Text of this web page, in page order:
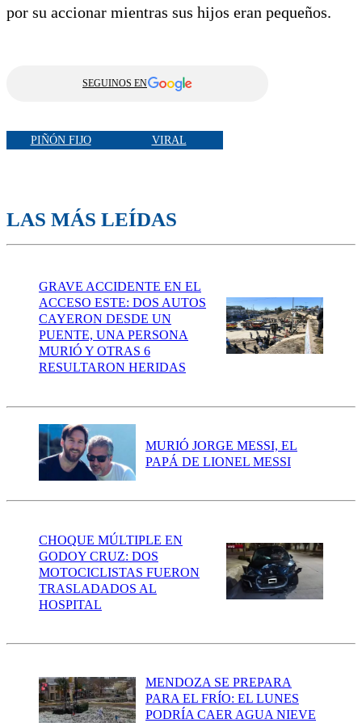
por su accionar mientras sus hijos eran pequeños.
SEGUINOS EN
PIÑÓN FIJO VIRAL
LAS MÁS LEÍDAS
GRAVE ACCIDENTE EN EL
ACCESO ESTE: DOS AUTOS
CAYERON DESDE UN
PUENTE, UNA PERSONA
MURIÓ Y OTRAS 6
RESULTARON HERIDAS
MURIÓ JORGE MESSI, EL
PAPÁ DE LIONEL MESSI
CHOQUE MÚLTIPLE EN
GODOY CRUZ: DOS
MOTOCICLISTAS FUERON
TRASLADADOS AL
HOSPITAL
MENDOZA SE PREPARA
PARA EL FRÍO: EL LUNES
PODRÍA CAER AGUA NIEVE